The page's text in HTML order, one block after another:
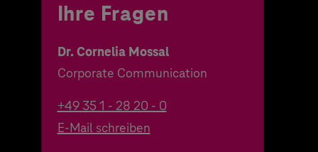
Ihre Fragen
Dr. Cornelia Mossal
Corporate Communication
+49 35 1 - 28 20 - 0
E-Mail schreiben